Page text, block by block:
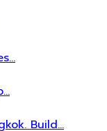
Build…